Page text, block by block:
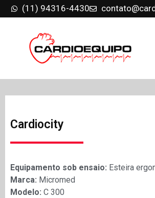
(11) 94316-4430
Cardiocity
Equipamento sob ensaio: Esteira
Marca: Micromed
Modelo: C 300